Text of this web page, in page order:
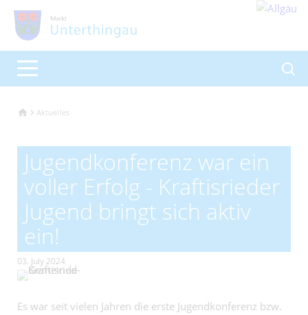
Aktuelles
Jugendkonferenz war ein
voller Erfolg - Kraftisrieder
Jugend bringt sich aktiv
ein!
03. July 2024
Es war seit vielen Jahren die erste Jugendkonferenz bzw.